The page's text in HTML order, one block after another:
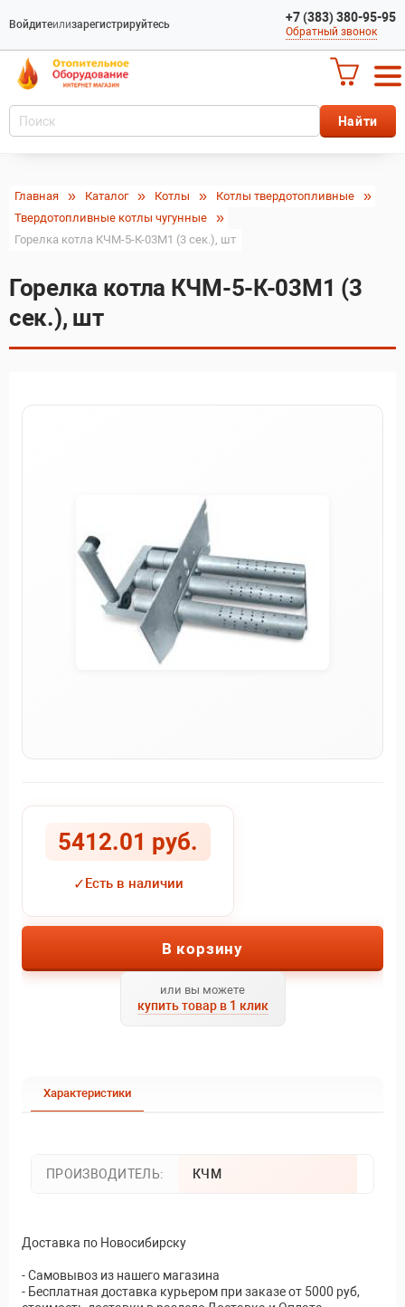
Войдитеилизарегистрируйтесь +7 (383) 380-95-95
Обратный звонок
Главная Каталог Котлы
Котлы твердотопливные
Твердотопливные котлы чугунные
Горелка котла КЧМ-5-К-03М1 (3 сек.), шт
Горелка котла КЧМ-5-К-03М1 (3
сек.), шт
5412.01 руб.
✓Есть в наличии
В корзину
или вы можете
купить товар в 1 клик
Характеристики
ПРОИЗВОДИТЕЛЬ: КЧМ
Доставка по Новосибирску
- Самовывоз из нашего магазина
- Бесплатная доставка курьером при заказе от 5000 руб,